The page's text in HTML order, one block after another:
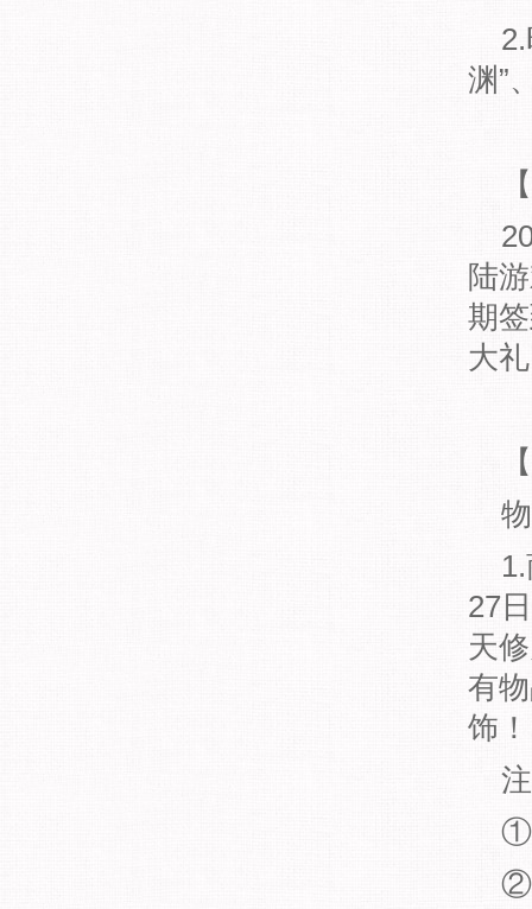
渊”
陆
期
大
27
天
有
饰
①
②